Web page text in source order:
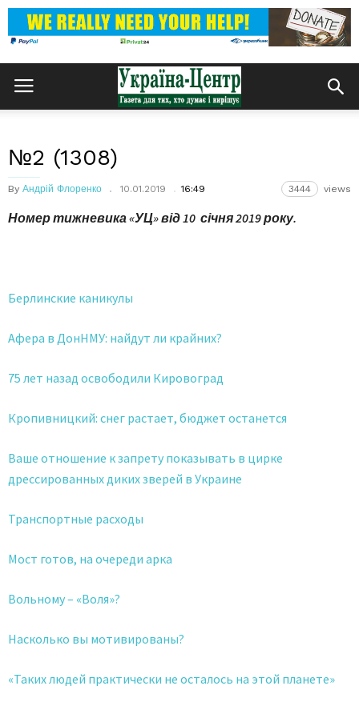
№2 (1308)
By Андрій Флоренко 10.01.2019 16:49 3444 views
Номер тижневика «УЦ» від 10 січня 2019 року.
Берлинские каникулы
Афера в ДонНМУ: найдут ли крайних?
75 лет назад освободили Кировоград
Кропивницкий: снег растает, бюджет останется
Ваше отношение к запрету показывать в цирке
дрессированных диких зверей в Украине
Транспортные расходы
Мост готов, на очереди арка
Вольному – «Воля»?
Насколько вы мотивированы?
«Таких людей практически не осталось на этой планете»